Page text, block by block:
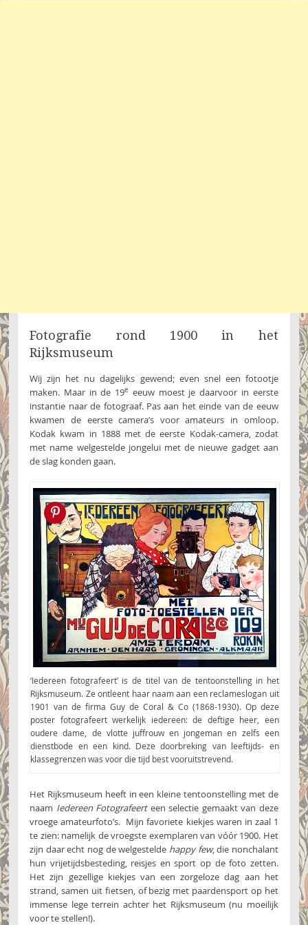
Fotografie rond 1900 in het
Rijksmuseum
Wij zijn het nu dagelijks gewend; even snel een fotootje
maken. Maar in de 19e eeuw moest je daarvoor in eerste
instantie naar de fotograaf. Pas aan het einde van de eeuw
kwamen de eerste camera’s voor amateurs in omloop.
Kodak kwam in 1888 met de eerste Kodak-camera, zodat
met name welgestelde jongelui met de nieuwe gadget aan
de slag konden gaan.
Pin this!
‘Iedereen fotografeert’ is de titel van de tentoonstelling in het
Rijksmuseum. Ze ontleent haar naam aan een reclameslogan uit
1901 van de firma Guy de Coral & Co (1868-1930). Op deze
poster fotografeert werkelijk iedereen: de deftige heer, een
oudere dame, de vlotte juffrouw en jongeman en zelfs een
dienstbode en een kind. Deze doorbreking van leeftijds- en
klassegrenzen was voor die tijd best vooruitstrevend.
Het Rijksmuseum heeft in een kleine tentoonstelling met de
naam Iedereen Fotografeerteen selectie gemaakt van deze
vroege amateurfoto’s. Mijn favoriete kiekjes waren in zaal 1
te zien: namelijk de vroegste exemplaren van vóór 1900. Het
zijn daar echt nog de welgestelde happy few, die nonchalant
hun vrijetijdsbesteding, reisjes en sport op de foto zetten.
Het zijn gezellige kiekjes van een zorgeloze dag aan het
strand, samen uit fietsen, of bezig met paardensport op het
immense lege terrein achter het Rijksmuseum (nu moeilijk
voor te stellen!).